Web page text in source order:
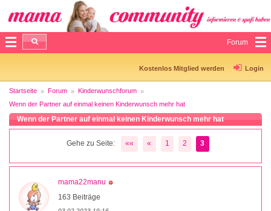
Forum
Kostenlos Mitglied werden Login
Startseite Forum
Kinderwunschforum
Wenn der Partner auf einmal keinen Kinderwunsch mehr hat
Wenn der Partner auf einmal keinen Kinderwunsch mehr hat
Gehe zu Seite: «« « 1 2 3
mama22manu
163 Beiträge